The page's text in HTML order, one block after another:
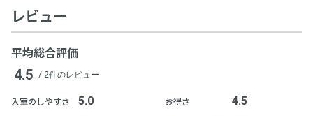
レビュー
平均総合評価
4.5 / 2件のレビュー
入室のしやすさ 5.0 お得さ 4.5